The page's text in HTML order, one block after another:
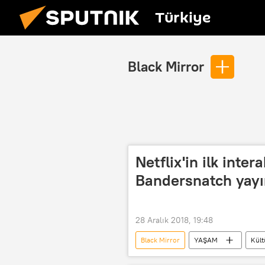
Türkiye
Black Mirror
Netflix'in ilk
Bandersnatch
28 Aralık 2018, 19:48
Black Mirror YAŞAM
Charlie Brooker
Annabel